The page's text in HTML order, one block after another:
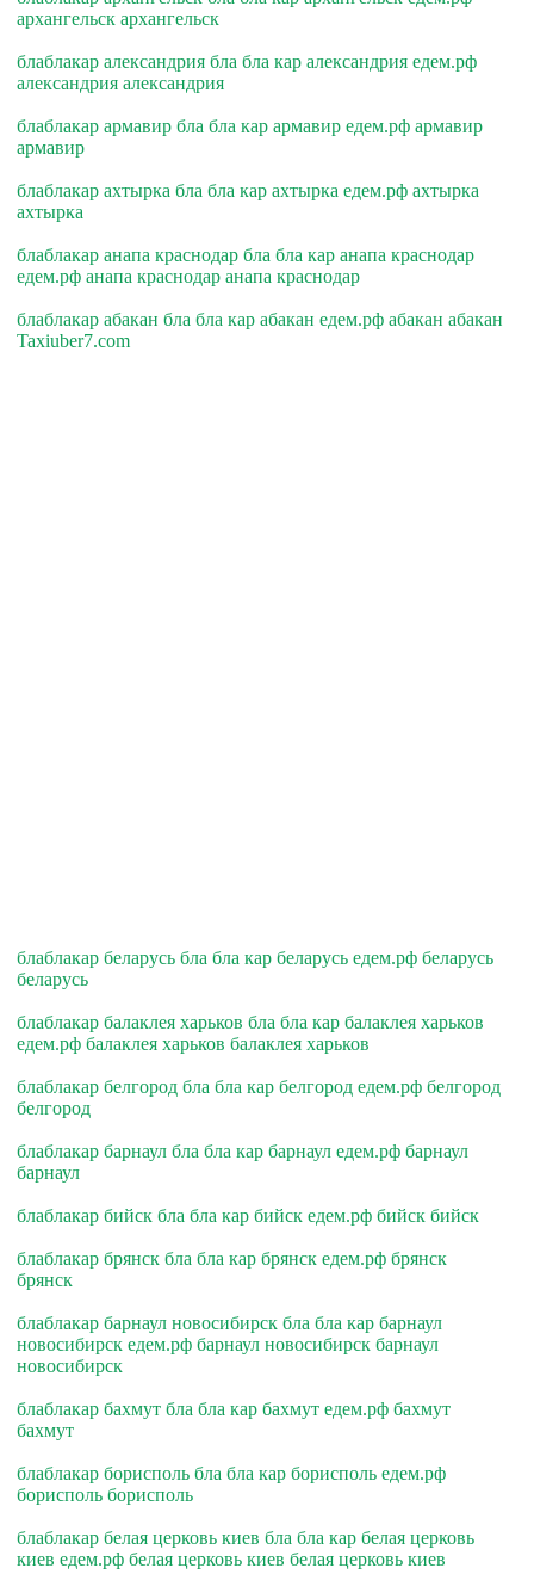
архангельск архангельск
блаблакар александрия бла бла кар александрия едем.рф
александрия александрия
блаблакар армавир бла бла кар армавир едем.рф армавир
армавир
блаблакар ахтырка бла бла кар ахтырка едем.рф ахтырка
ахтырка
блаблакар анапа краснодар бла бла кар анапа краснодар
едем.рф анапа краснодар анапа краснодар
блаблакар абакан бла бла кар абакан едем.рф абакан абакан
Taxiuber7.com
блаблакар беларусь бла бла кар беларусь едем.рф беларусь
беларусь
блаблакар балаклея харьков бла бла кар балаклея харьков
едем.рф балаклея харьков балаклея харьков
блаблакар белгород бла бла кар белгород едем.рф белгород
белгород
блаблакар барнаул бла бла кар барнаул едем.рф барнаул
барнаул
блаблакар бийск бла бла кар бийск едем.рф бийск бийск
блаблакар брянск бла бла кар брянск едем.рф брянск
брянск
блаблакар барнаул новосибирск бла бла кар барнаул
новосибирск едем.рф барнаул новосибирск барнаул
новосибирск
блаблакар бахмут бла бла кар бахмут едем.рф бахмут
бахмут
блаблакар борисполь бла бла кар борисполь едем.рф
борисполь борисполь
блаблакар белая церковь киев бла бла кар белая церковь
киев едем.рф белая церковь киев белая церковь киев